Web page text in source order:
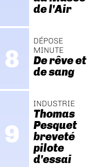
de l'Air
DÉPOSE
MINUTE
De rêve et
de sang
INDUSTRIE
Thomas
Pesquet
breveté
pilote
d'essai